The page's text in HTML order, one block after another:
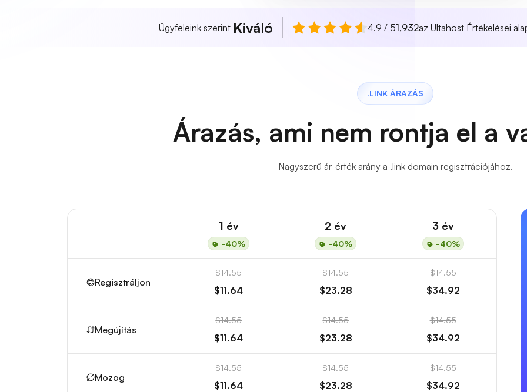
Ügyfeleink szerint Kiváló 4.9 / 51,932az Ultahost Értékelései
.LINK ÁRAZÁS
Árazás, ami nem rontja el a
Nagyszerű ár-érték arány a .link domain regisztrációjához.
1 év
-40%
2 év
-40%
3 év
-40%
Regisztráljon
$14.55
$11.64
$14.55
$23.28
$14.55
$34.92
Megújítás
$14.55
$11.64
$14.55
$23.28
$14.55
$34.92
Mozog
$14.55
$11.64
$14.55
$23.28
$14.55
$34.92